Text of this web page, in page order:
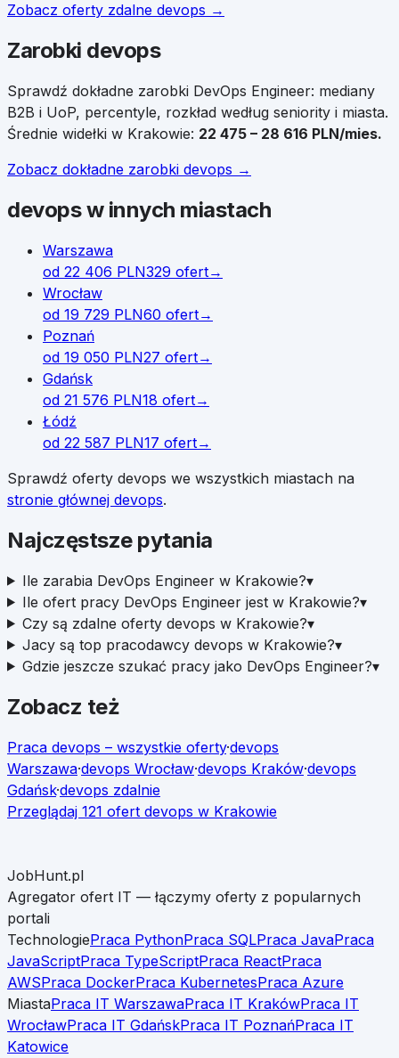
Zobacz oferty zdalne devops →
Zarobki devops
Sprawdź dokładne zarobki DevOps Engineer: mediany
B2B i UoP, percentyle, rozkład według seniority i miasta.
Średnie widełki w Krakowie: 22 475 – 28 616 PLN/mies.
Zobacz dokładne zarobki devops →
devopsw innych miastach
Warszawa
od 22 406 PLN329 ofert→
Wrocław
od 19 729 PLN60 ofert→
Poznań
od 19 050 PLN27 ofert→
Gdańsk
od 21 576 PLN18 ofert→
Łódź
od 22 587 PLN17 ofert→
Sprawdź oferty devops we wszystkich miastach na
stronie głównej devops.
Najczęstsze pytania
Ile zarabia DevOps Engineer w Krakowie?▾
Ile ofert pracy DevOps Engineer jest w Krakowie?▾
Czy są zdalne oferty devops w Krakowie?▾
Jacy są top pracodawcy devops w Krakowie?▾
Gdzie jeszcze szukać pracy jako DevOps Engineer?▾
Zobacz też
Praca devops – wszystkie oferty·devops
Warszawa·devops Wrocław·devops Kraków·devops
Gdańsk·devops zdalnie
Przeglądaj 121 ofert devops w Krakowie
JobHunt.pl
Agregator ofert IT — łączymy oferty z popularnych
portali
TechnologiePraca PythonPraca SQLPraca JavaPraca
JavaScriptPraca TypeScriptPraca ReactPraca
AWSPraca DockerPraca KubernetesPraca Azure
MiastaPraca IT WarszawaPraca IT KrakówPraca IT
WrocławPraca IT GdańskPraca IT PoznańPraca IT
Katowice